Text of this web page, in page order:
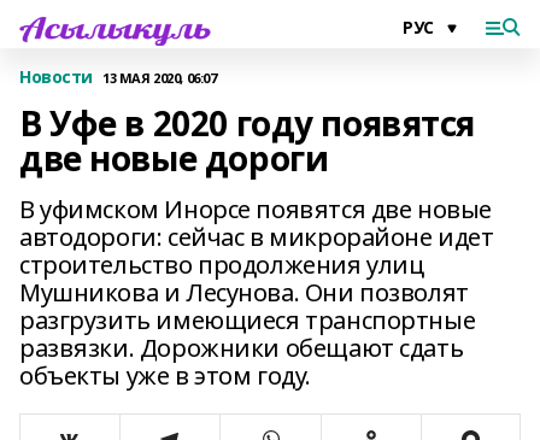
Новости 13 МАЯ 2020, 06:07
В Уфе в 2020 году появятся
две новые дороги
В уфимском Инорсе появятся две новые
автодороги: сейчас в микрорайоне идет
строительство продолжения улиц
Мушникова и Лесунова. Они позволят
разгрузить имеющиеся транспортные
развязки. Дорожники обещают сдать
объекты уже в этом году.